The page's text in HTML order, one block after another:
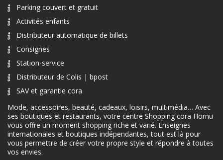
Parking couvert et gratuit
Activités enfants
Distributeur automatique de billets
Consignes
Station-service
Distributeur de Colis | bpost
SAV et garantie cora
Mode, accessoires, beauté, cadeaux, loisirs, multimédia… Avec
ses boutiques et restaurants, votre centre Shopping cora Hornu
vous offre un moment shopping riche et varié. Enseignes
internationales et boutiques indépendantes, tout est là pour
vous permettre de créer votre propre style et répondre à toutes
vos envies.